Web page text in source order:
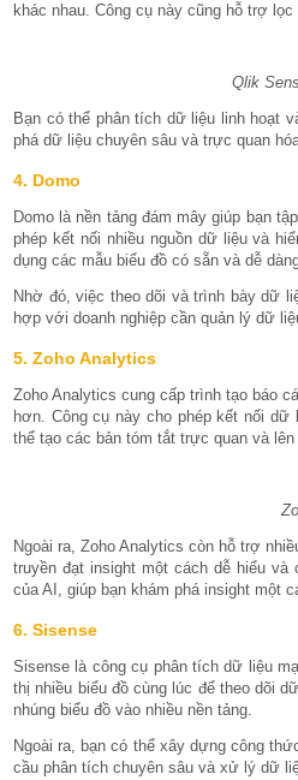
khác nhau. Công cụ này cũng hỗ trợ
Qlik
Bạn có thể phân tích dữ liệu linh hoạt
phá dữ liệu chuyên sâu và trực quan
4. Domo
Domo là nền tảng đám mây giúp bạn
phép kết nối nhiều nguồn dữ liệu và
dụng các mẫu biểu đồ có sẵn và dễ
Nhờ đó, việc theo dõi và trình bày dữ
hợp với doanh nghiệp cần quản lý dữ
5. Zoho Analytics
Zoho Analytics cung cấp trình tạo báo
hơn. Công cụ này cho phép kết nối
thể tạo các bản tóm tắt trực quan và
Ngoài ra, Zoho Analytics còn hỗ trợ
truyền đạt insight một cách dễ hiểu
của AI, giúp bạn khám phá insight một
6. Sisense
Sisense là công cụ phân tích dữ liệu
thị nhiều biểu đồ cùng lúc để theo dõi
nhúng biểu đồ vào nhiều nền tảng.
Ngoài ra, bạn có thể xây dựng công
cầu phân tích chuyên sâu và xử lý dữ